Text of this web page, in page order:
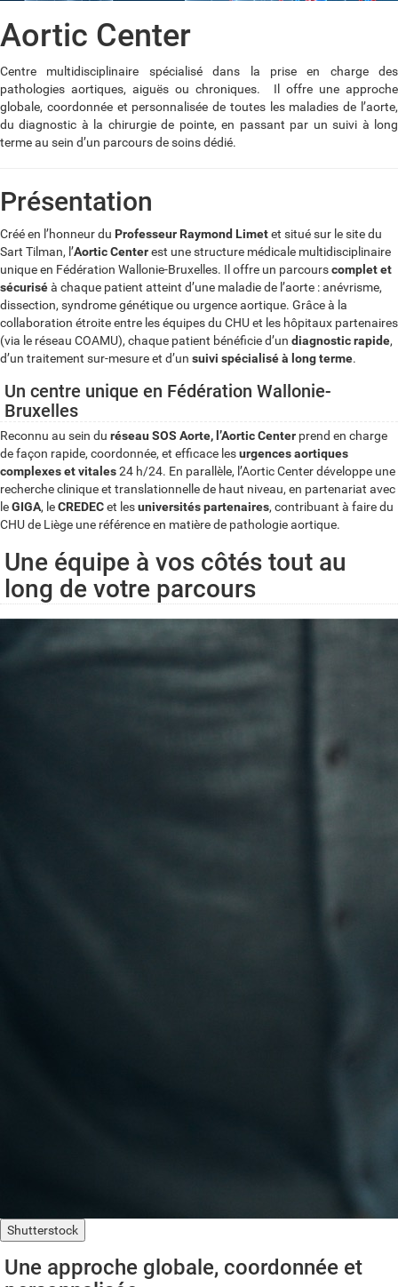
Aortic Center
Centre multidisciplinaire spécialisé dans la prise en charge des
pathologies aortiques, aiguës ou chroniques. Il offre une approche
globale, coordonnée et personnalisée de toutes les maladies de l’aorte,
du diagnostic à la chirurgie de pointe, en passant par un suivi à long
terme au sein d’un parcours de soins dédié.
Présentation
Créé en l’honneur du Professeur Raymond Limetet situé sur le site du
Sart Tilman, l’Aortic Centerest une structure médicale multidisciplinaire
unique en Fédération Wallonie-Bruxelles. Il offre un parcourscomplet et
sécuriséà chaque patient atteint d’une maladie de l’aorte : anévrisme,
dissection, syndrome génétique ou urgence aortique. Grâce à la
collaboration étroite entre les équipes du CHU et les hôpitaux partenaires
(via le réseau COAMU), chaque patient bénéficie d’un diagnostic rapide,
d’un traitement sur-mesure et d’un suivi spécialisé à long terme.
Un centre unique en Fédération Wallonie-
Bruxelles
Reconnu au sein du réseau SOS Aorte, l’Aortic Center prend en charge
de façon rapide, coordonnée, et efficace lesurgences aortiques
complexes et vitales24 h/24. En parallèle, l’Aortic Center développe une
recherche clinique et translationnelle de haut niveau, en partenariat avec
leGIGA, leCREDECet lesuniversités partenaires, contribuant à faire du
CHU de Liège une référence en matière de pathologie aortique.
Une équipe à vos côtés tout au
long de votre parcours
Shutterstock
Une approche globale, coordonnée et